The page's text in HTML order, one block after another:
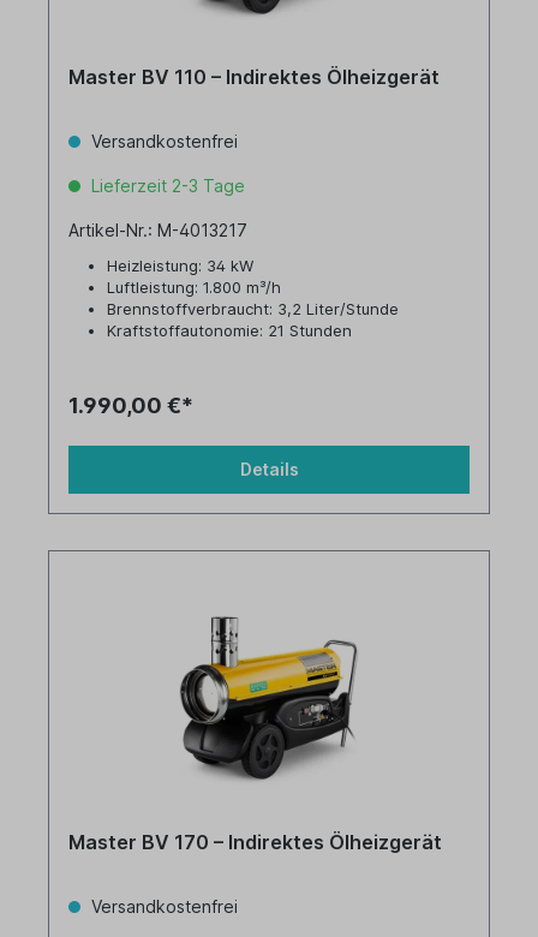
Master BV 110 – Indirektes Ölheizgerät
Versandkostenfrei
Lieferzeit 2-3 Tage
Artikel-Nr.: M-4013217
Heizleistung: 34 kW
Luftleistung: 1.800 m³/h
Brennstoffverbraucht: 3,2 Liter/Stunde
Kraftstoffautonomie: 21 Stunden
1.990,00 €*
Details
Master BV 170 – Indirektes Ölheizgerät
Versandkostenfrei